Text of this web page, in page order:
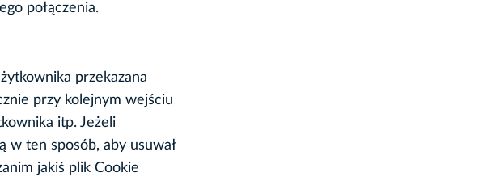
połączenia.
przekazana
przy kolejnym wejściu
itp. Jeżeli
w ten sposób, aby usuwał
jakiś plik Cookie